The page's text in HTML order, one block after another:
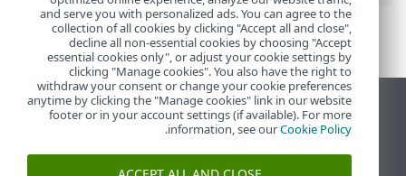
عرض موقع سطح المكتب
End of Life
قاعدة معارف ESET
and serve you with personalized ads. You can agree to the
collection of all cookies by clicking "Accept all and close",
decline all non-essential cookies by choosing "Accept
essential cookies only", or adjust your cookie settings by
clicking "Manage cookies". You also have the right to
withdraw your consent or change your cookie preferences
anytime by clicking the "Manage cookies" link in our website
footer or in your account settings (if available). For more
information, see ourCookie Policy
.